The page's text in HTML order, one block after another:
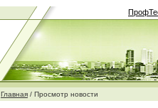
Главная / Просмотр новости